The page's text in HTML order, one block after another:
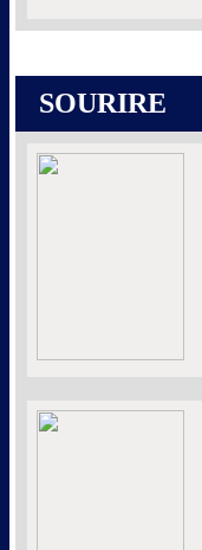
SOURIRE